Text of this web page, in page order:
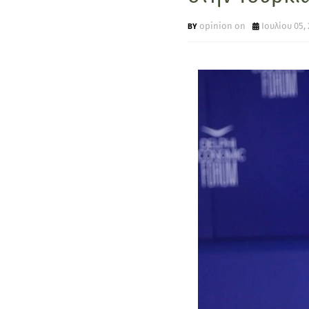
opinion on Ιουλίου 05,